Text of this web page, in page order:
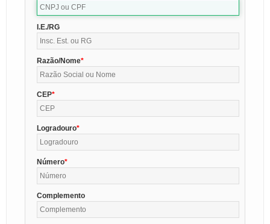
I.E./RG
Razão/Nome
CEP
Logradouro
Número
Complemento